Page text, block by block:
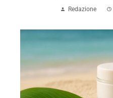
Redazione